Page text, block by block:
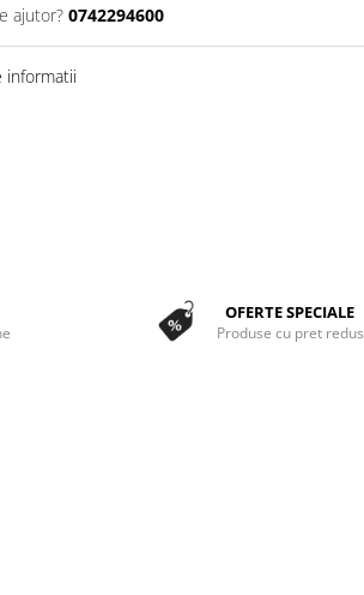
ajutor? 0742294600
informatii
OFERTE SPECIALE
Produse cu pret redus